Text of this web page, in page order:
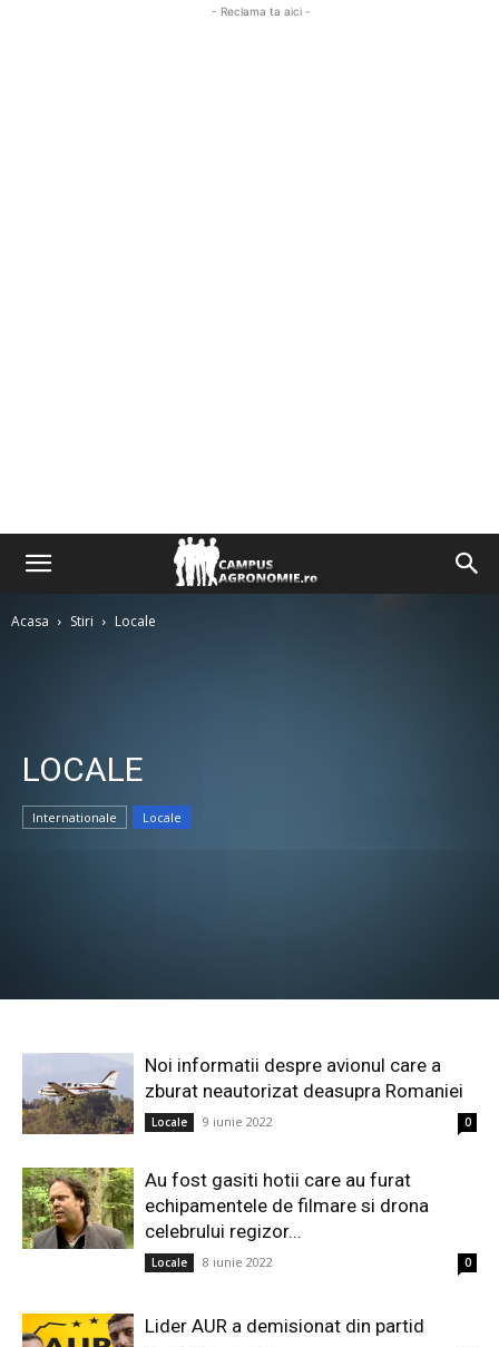
- Reclama ta aici -
Acasa Stiri Locale
LOCALE
Internationale Locale
Noi informatii despre avionul care a
zburat neautorizat deasupra Romaniei
Locale 9 iunie 2022 0
Au fost gasiti hotii care au furat
echipamentele de filmare si drona
celebrului regizor...
Locale 8 iunie 2022 0
Lider AUR a demisionat din partid